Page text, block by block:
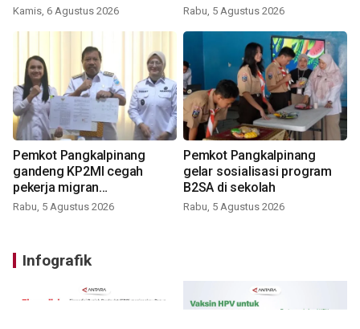
Kamis, 6 Agustus 2026 Rabu, 5 Agustus 2026
Pemkot Pangkalpinang
gandeng KP2MI cegah
pekerja migran
nonprosedural
Rabu, 5 Agustus 2026
Pemkot Pangkalpinang
gelar sosialisasi program
B2SA di sekolah
Rabu, 5 Agustus 2026
Infografik